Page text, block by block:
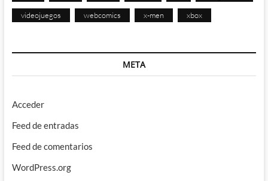
videojuegos webcomics x-men xbox
META
Acceder
Feed de entradas
Feed de comentarios
WordPress.org